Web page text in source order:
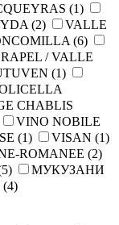
(1)
(2)
VALLE
(6)
/ VALLE
(1)
CHABLIS
VINO NOBILE
(1) VISAN (1)
ROMANEE (2)
МУКУЗАНИ
(4)